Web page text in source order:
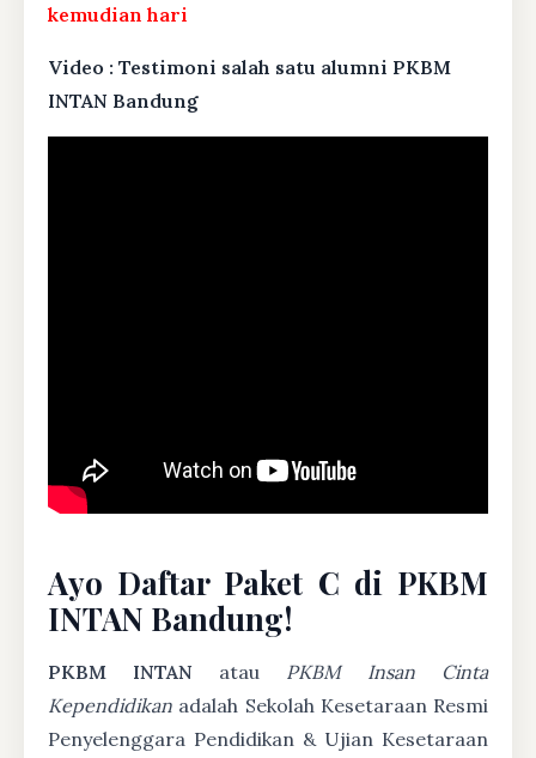
kemudian hari
Video : Testimoni salah satu alumni PKBM
INTAN Bandung
Ayo Daftar Paket C di PKBM
INTAN Bandung!
PKBM INTAN atau PKBM Insan Cinta
Kependidikan adalah Sekolah Kesetaraan Resmi
Penyelenggara Pendidikan & Ujian Kesetaraan